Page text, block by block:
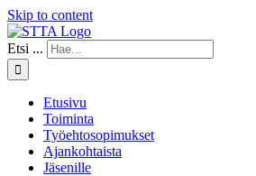
Skip to content
Etsi ...
Etusivu
Toiminta
Työehtosopimukset
Ajankohtaista
Jäsenille